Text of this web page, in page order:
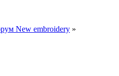
New embroidery »